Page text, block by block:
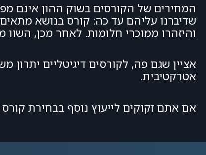
המחירים של הקורסים בשוק ההון אינם
שדיברנו עליהם עד כה: קורס בנושא
והיזהרו ממוכרי חלומות. לאחר מכן,
אציין שגם פה, לקורסים דיגיטליים
אטרקטיבית.
אם אתם זקוקים לייעוץ נוסף בבחירת